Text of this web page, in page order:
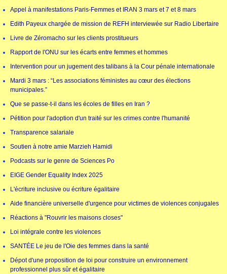
Appel à manifestations Paris-Femmes et IRAN 3 mars et 7 et 8 mars
Edith Payeux chargée de mission de REFH interviewée sur Radio Libertaire
Livre de Zéromacho sur les clients prostitueurs
Rapport de l'ONU sur les écarts entre femmes et hommes
Intervention pour un jugement des talibans à la Cour pénale internationale
Mardi 3 mars : “Les associations féministes au cœur des élections
municipales.”
Que se passe-t-il dans les écoles de filles en Iran ?
Pétition pour l'adoption d'un traité sur les crimes contre l'humanité
Transparence salariale
Soutien à notre amie Marzieh Hamidi
Podcasts sur le genre de Sciences Po
EIGE Gender Equality Index 2025
L'écriture inclusive ou écriture égalitaire
Aide financière universelle d'urgence pour victimes de violences conjugales
Réactions à "Rouvrir les maisons closes"
Loi intégrale contre les violences
SANTÉE Le jeu de l'Oie des femmes dans la santé
Dépot d'une proposition de loi pour construire un environnement
professionnel plus sûr et égalitaire